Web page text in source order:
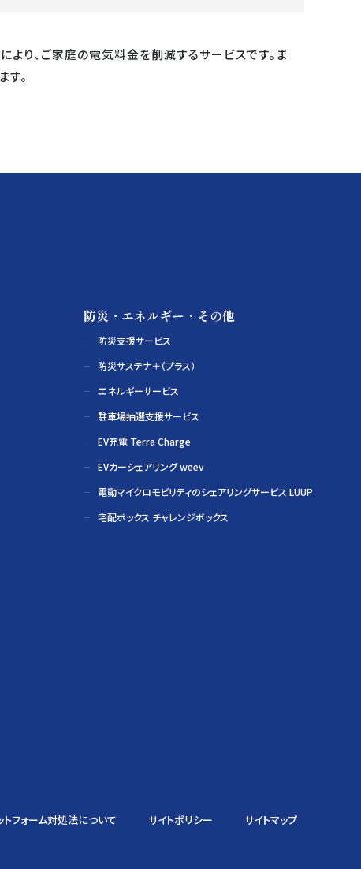
り、ご家庭の電気料金を削減するサービスです。ま
。
防災・エネルギー・その他
防災支援サービス
防災サステナ＋（プラス）
エネルギーサービス
駐車場抽選支援サービス
EV充電 Terra Charge
EVカーシェアリング weev
電動マイクロモビリティのシェアリングサービス LUUP
宅配ボックス チャレンジボックス
フォーム対処法について サイトポリシー
サイトマップ